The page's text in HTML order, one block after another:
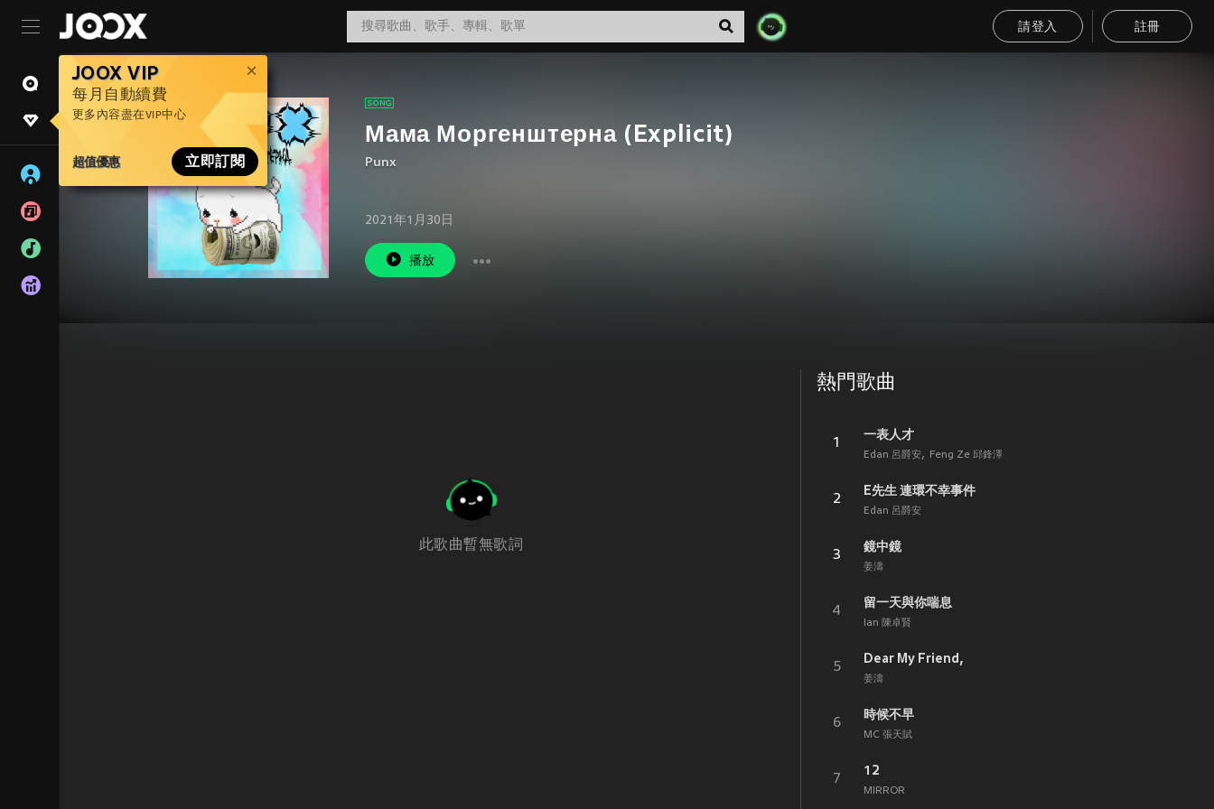
請登入 註冊
JOOX VIP
每月自動續費
更多內容盡在VIP中心
超值優惠 立即訂閱
Мама Моргенштерна (Explicit)
Punx
2021年1月30日
播放
此歌曲暫無歌詞
熱門歌曲
1
一表人才
Edan 呂爵安 Feng Ze 邱鋒澤
2
E先生 連環不幸事件
Edan 呂爵安
3
鏡中鏡
姜濤
4
留一天與你喘息
Ian 陳卓賢
5
Dear My Friend,
姜濤
6
時候不早
MC 張天賦
7
12
MIRROR